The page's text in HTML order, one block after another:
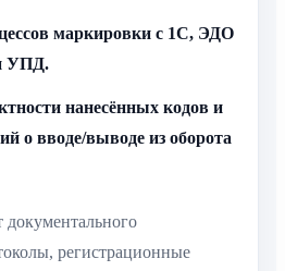
маркировки с 1С, ЭДО
УПД.
нанесённых кодов и
о вводе/выводе из оборота
документального
регистрационные